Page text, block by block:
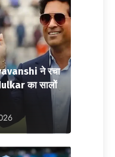
ने रचा
का सालों